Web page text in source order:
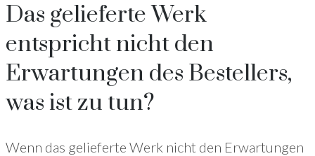
Das gelieferte Werk
entspricht nicht den
Erwartungen des Bestellers,
was ist zu tun?
Wenn das gelieferte Werk nicht den Erwartungen